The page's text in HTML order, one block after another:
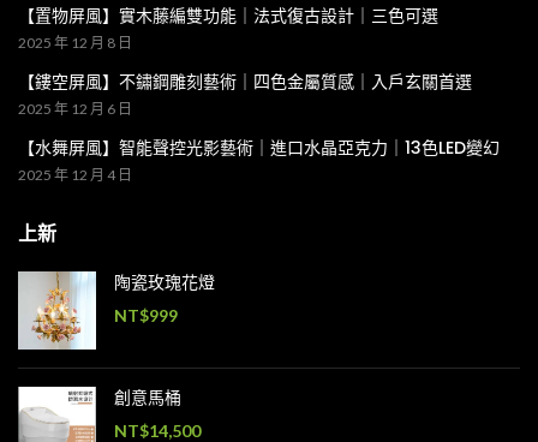
【置物屏風】實木藤編雙功能｜法式復古設計｜三色可選
2025 年 12 月 8 日
【鏤空屏風】不鏽鋼雕刻藝術｜四色金屬質感｜入戶玄關首選
2025 年 12 月 6 日
【水舞屏風】智能聲控光影藝術｜進口水晶亞克力｜13色LED變幻
2025 年 12 月 4 日
上新
陶瓷玫瑰花燈
NT$999
創意馬桶
NT$14,500